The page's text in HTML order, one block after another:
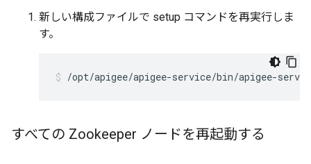
新しい構成ファイルで setup コマンドを再実行しま
す。
/opt/apigee/apigee-service/bin/apigee-
すべての Zookeeper ノードを再起動する